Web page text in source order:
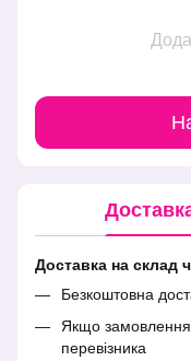
Доставка на склад
Безкоштовна
Якщо
перевізника